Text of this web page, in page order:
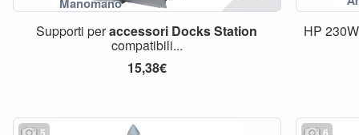
Supporti peraccessori DocksStation
compatibili...
15,38€
HP